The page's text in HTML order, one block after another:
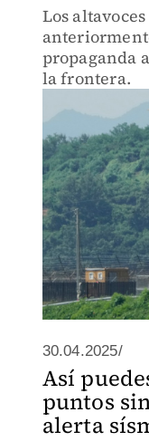
Los
propaganda
la frontera.
30.04.2025/
Así
puntos
alerta